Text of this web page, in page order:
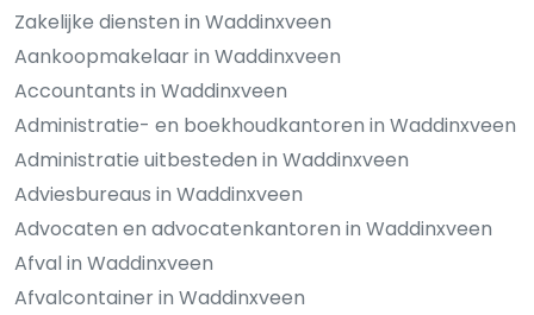
Zakelijke diensten in Waddinxveen
Aankoopmakelaar in Waddinxveen
Accountants in Waddinxveen
Administratie- en boekhoudkantoren in Waddinxveen
Administratie uitbesteden in Waddinxveen
Adviesbureaus in Waddinxveen
Advocaten en advocatenkantoren in Waddinxveen
Afval in Waddinxveen
Afvalcontainer in Waddinxveen